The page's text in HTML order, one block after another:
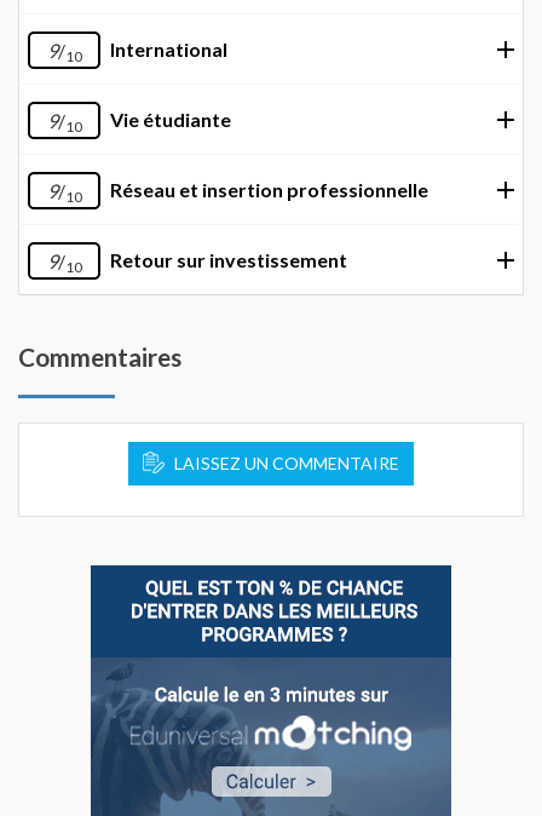
9/10 International
9/10 Vie étudiante
9/10 Réseau et insertion professionnelle
9/10 Retour sur investissement
Commentaires
LAISSEZ UN COMMENTAIRE